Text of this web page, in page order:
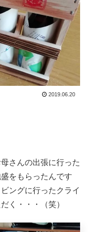
2019.06.20
さんの出張に行った
をもらったんです
ングに行ったクライ
く・・・（笑）